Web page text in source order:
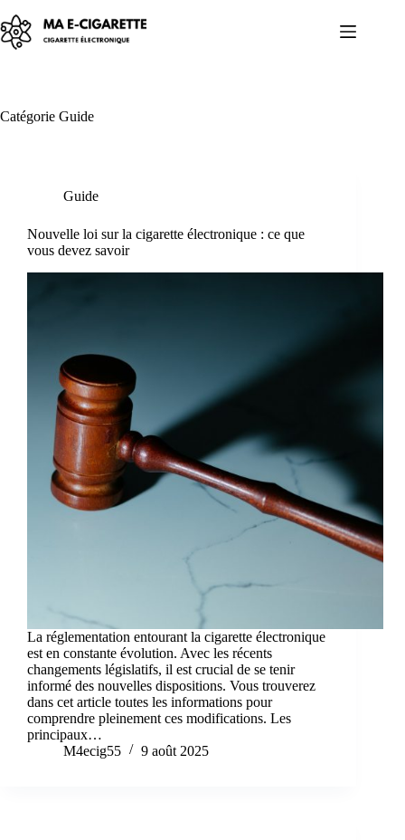
au
contenu
Catégorie Guide
Guide
Nouvelle loi sur la cigarette électronique : ce que
vous devez savoir
La réglementation entourant la cigarette électronique
est en constante évolution. Avec les récents
changements législatifs, il est crucial de se tenir
informé des nouvelles dispositions. Vous trouverez
dans cet article toutes les informations pour
comprendre pleinement ces modifications. Les
principaux…
M4ecig55
9 août 2025